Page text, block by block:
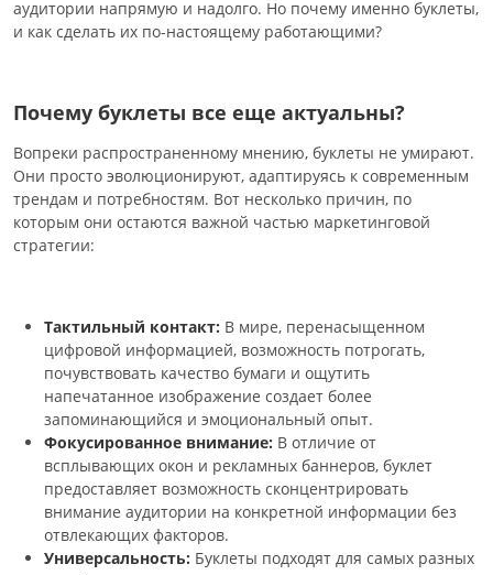
аудитории напрямую и надолго. Но почему именно буклеты,
и как сделать их по-настоящему работающими?
Почему буклеты все еще актуальны?
Вопреки распространенному мнению, буклеты не умирают.
Они просто эволюционируют, адаптируясь к современным
трендам и потребностям. Вот несколько причин, по
которым они остаются важной частью маркетинговой
стратегии:
Тактильный контакт: В мире, перенасыщенном
цифровой информацией, возможность потрогать,
почувствовать качество бумаги и ощутить
напечатанное изображение создает более
запоминающийся и эмоциональный опыт.
Фокусированное внимание: В отличие от
всплывающих окон и рекламных баннеров, буклет
предоставляет возможность сконцентрировать
внимание аудитории на конкретной информации без
отвлекающих факторов.
Универсальность: Буклеты подходят для самых разных